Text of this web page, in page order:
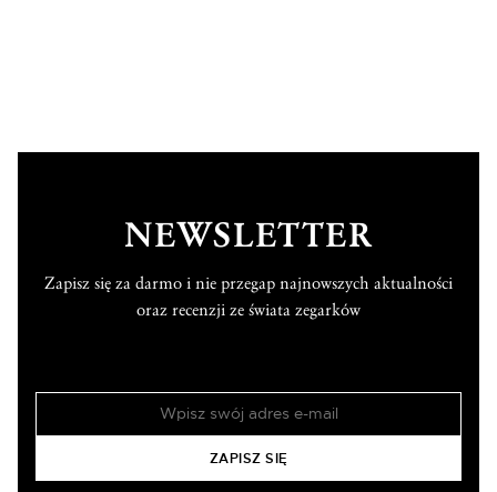
NEWSLETTER
Zapisz się za darmo i nie przegap najnowszych aktualności
oraz recenzji ze świata zegarków